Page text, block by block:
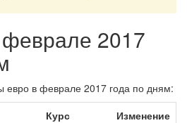
2017
евро в феврале 2017 года по дням:
Курс Изменение